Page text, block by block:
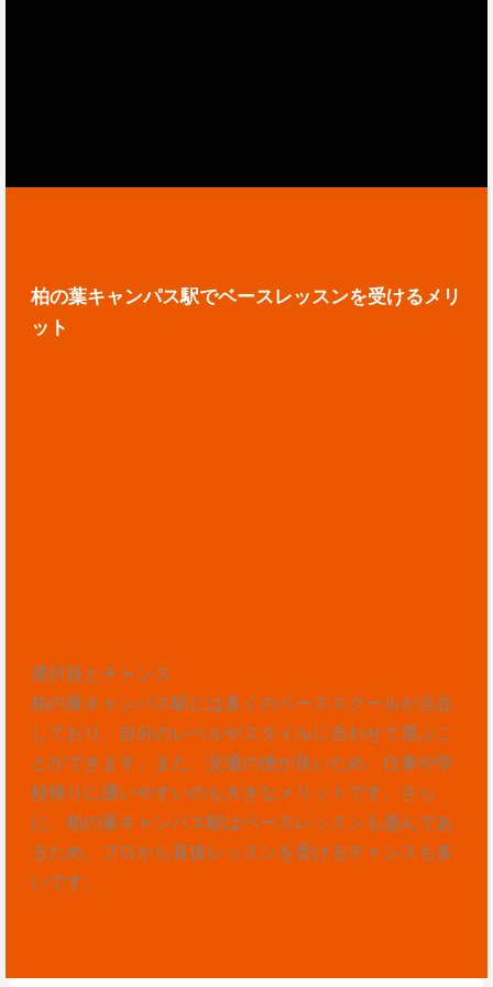
柏の葉キャンパス駅でベースレッスンを受けるメリ
ット
選択肢とチャンス
柏の葉キャンパス駅には多くのベーススクールが点在
しており、自分のレベルやスタイルに合わせて選ぶこ
とができます。また、交通の便が良いため、仕事や学
校帰りに通いやすいのも大きなメリットです。さら
に、柏の葉キャンパス駅はベースレッスンも盛んであ
るため、プロから直接レッスンを受けるチャンスも多
いです。